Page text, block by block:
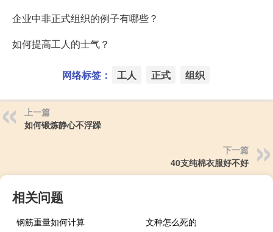
企业中非正式组织的例子有哪些？
如何提高工人的士气？
网络标签： 工人 正式 组织
上一篇
如何锻炼静心不浮躁
下一篇
40支纯棉衣服好不好
相关问题
钢筋重量如何计算 文种怎么死的